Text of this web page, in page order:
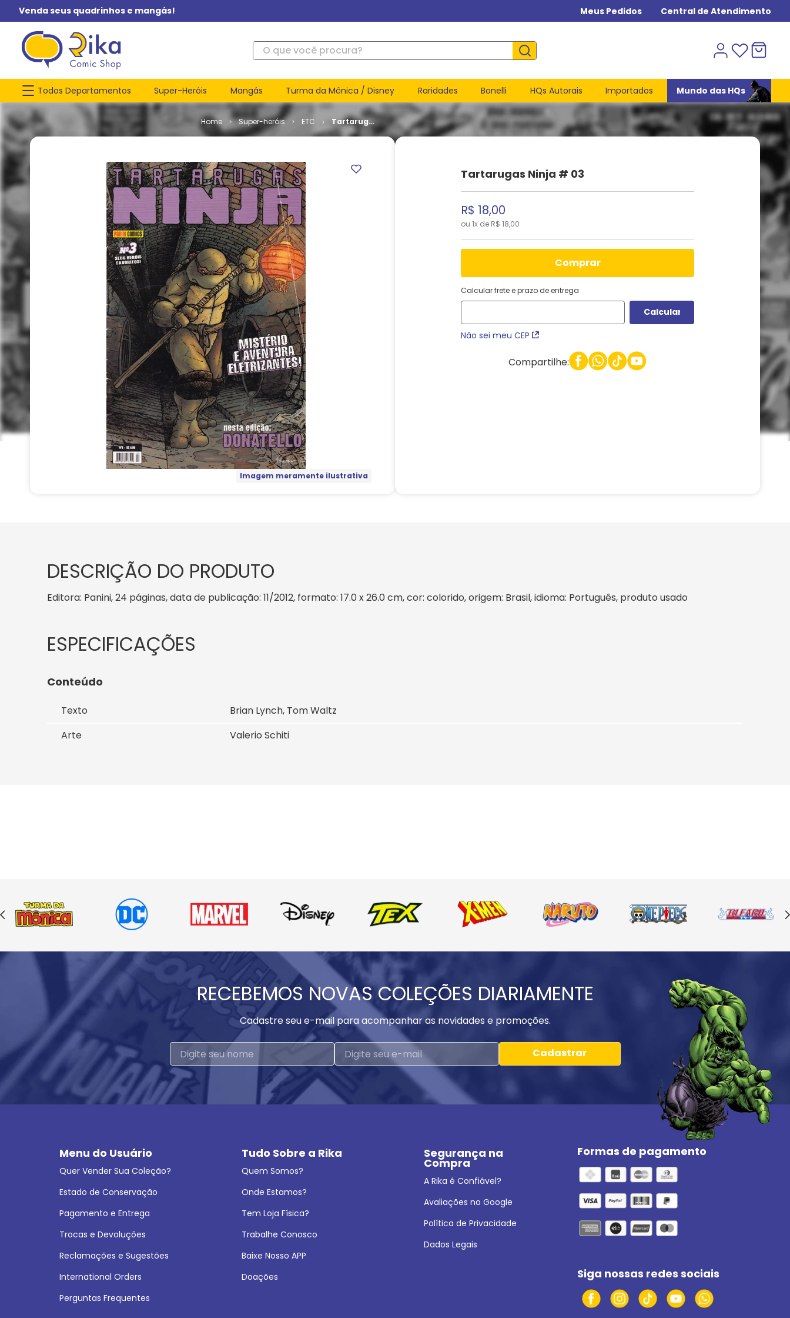
Venda seus quadrinhos e mangás! Meus Pedidos Central de Atendimento
O que você procura?
Todos Departamentos Super-Heróis Mangás Turma da Mônica / Disney Raridades Bonelli HQs Autorais Importados Mundo das HQs
Super-heróis ETC
Tartarugas
Ninja # 03
Imagem meramente ilustrativa
Tartarugas Ninja # 03
R$ 18,00
ou 1x de R$ 18,00
comprar
Calcular frete e prazo de entrega
Não sei meu CEP
Compartilhe:
DESCRIÇÃO DO PRODUTO
Editora: Panini, 24 páginas, data de publicação: 11/2012, formato: 17.0 x 26.0 cm, cor: colorido, origem: Brasil, idioma: Português, produto usado
Conteúdo
Texto
Brian Lynch, Tom Waltz
Arte
Valerio Schiti
RECEBEMOS NOVAS COLEÇÕES DIARIAMENTE
Cadastre seu e-mail para acompanhar as novidades e promoções.
Cadastrar
Menu do Usuário
Quer Vender Sua Coleção?
Estado de Conservação
Pagamento e Entrega
Trocas e Devoluções
Reclamações e Sugestões
International Orders
Perguntas Frequentes
Tudo Sobre a Rika
Quem Somos?
Onde Estamos?
Tem Loja Física?
Trabalhe Conosco
Baixe Nosso APP
Doações
Segurança na
Compra
A Rika é Confiável?
Avaliações no Google
Política de Privacidade
Dados Legais
Formas de pagamento
Siga nossas redes sociais